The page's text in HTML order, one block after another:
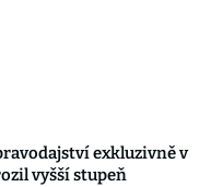
exkluzivně v
vyšší stupeň